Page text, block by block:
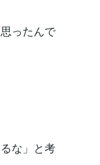
ったんで
な」と考